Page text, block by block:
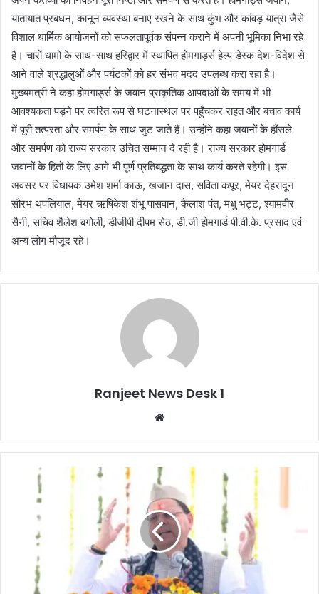
यातायात प्रबंधन, कानून व्यवस्था बनाए रखने के साथ कुंभ और कांवड़ यात्रा जैसे
विशाल धार्मिक आयोजनों को सफलतापूर्वक संपन्न कराने में अपनी भूमिका निभा रहे
हैं। चारों धामों के साथ-साथ हरिद्वार में स्थापित होमगार्ड्स हेल्प डेस्क देश-विदेश से
आने वाले श्रद्धालुओं और पर्यटकों को हर संभव मदद उपलब्ध करा रहा है।
मुख्यमंत्री ने कहा होमगार्ड्स के जवान प्राकृतिक आपदाओं के समय में भी
आवश्यकता पड़ने पर त्वरित रूप से घटनास्थल पर पहुँचकर राहत और बचाव कार्य
में पूरी तत्परता और समर्पण के साथ जुट जाते हैं। उन्होंने कहा जवानों के हौंसले
और समर्पण को राज्य सरकार उचित सम्मान दे रही है। राज्य सरकार होमगार्ड
जवानों के हितों के लिए आगे भी पूर्ण प्रतिबद्धता के साथ कार्य करते रहेगी। इस
अवसर पर विधायक उमेश शर्मा काऊ, खजान दास, सविता कपूर, मेयर देहरादून
सौरभ थपलियाल, मेयर ऋषिकेश शंभू पासवान, कैलाश पंत, मधु भट्ट, श्यामवीर
सैनी, सचिव शैलेश बगोली, डीजीपी दीपम सेठ, डी.जी होमगार्ड पी.वी.के. प्रसाद एवं
अन्य लोग मौजूद रहे।
Ranjeet News Desk 1
te